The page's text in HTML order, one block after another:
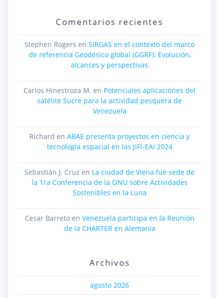
Comentarios recientes
Stephen Rogers en SIRGAS en el contexto del marco
de referencia Geodésico global (GGRF): Evolución,
alcances y perspectivas
Carlos Hinestroza M. en Potenciales aplicaciones del
satélite Sucre para la actividad pesquera de
Venezuela
Richard en ABAE presenta proyectos en ciencia y
tecnología espacial en las JIFI-EAI 2024
Sebastián J. Cruz en La ciudad de Viena fue sede de
la 1ra Conferencia de la ONU sobre Actividades
Sostenibles en la Luna
Cesar Barretoen Venezuela participa en la Reunión
de la CHARTER en Alemania
Archivos
agosto 2026